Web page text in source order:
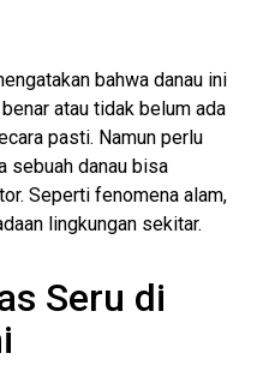
bahwa danau ini
atau tidak belum ada
pasti. Namun perlu
sebuah danau bisa
Seperti fenomena alam,
lingkungan sekitar.
Seru di